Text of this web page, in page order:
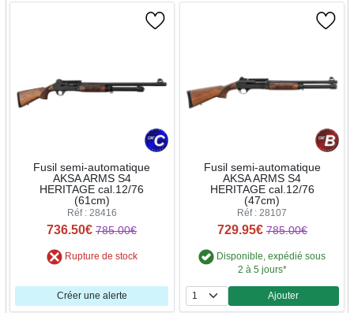
Fusil semi-automatique
AKSA ARMS S4
HERITAGE cal.12/76
(61cm)
Réf : 28416
736.50€ 785.00€
Rupture de stock
Créer une alerte
Fusil semi-automatique
AKSA ARMS S4
HERITAGE cal.12/76
(47cm)
Réf : 28107
729.95€ 785.00€
Disponible, expédié sous
2 à 5 jours*
Quantité
Ajouter